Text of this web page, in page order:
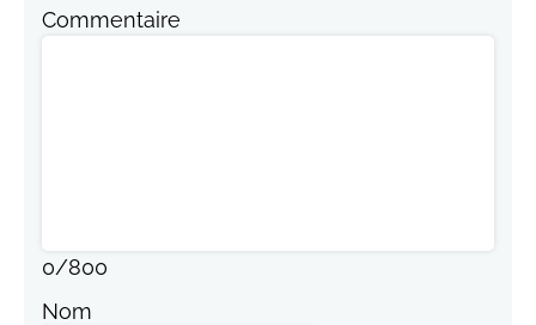
Commentaire
0/800
Nom